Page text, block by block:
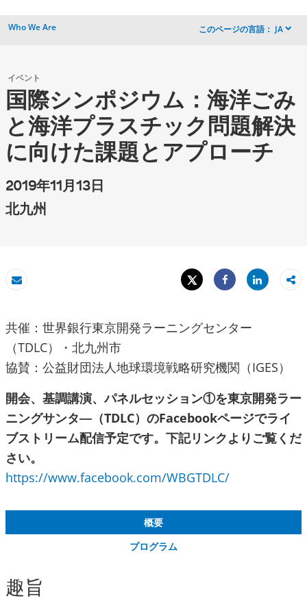
Who We Are このページの言語： JA dropdown
イベント
国際シンポジウム：海洋ごみ
と海洋プラスチック問題解決
に向けた課題とアプローチ
2019年11月13日
北九州
Eメール
Tweet
Share
Share
共催：世界銀行東京開発ラーニングセンター
（TDLC）・北九州市
協賛：公益財団法人地球環境戦略研究機関（IGES）
開会、基調講演、パネルセッション①を東京開発ラー
ニングサンタ―（TDLC）のFacebookページでライ
ブストリーム配信予定です。下記リンクよりご覧くだ
さい。
https://www.facebook.com/WBGTDLC/
概要
プログラム
趣旨